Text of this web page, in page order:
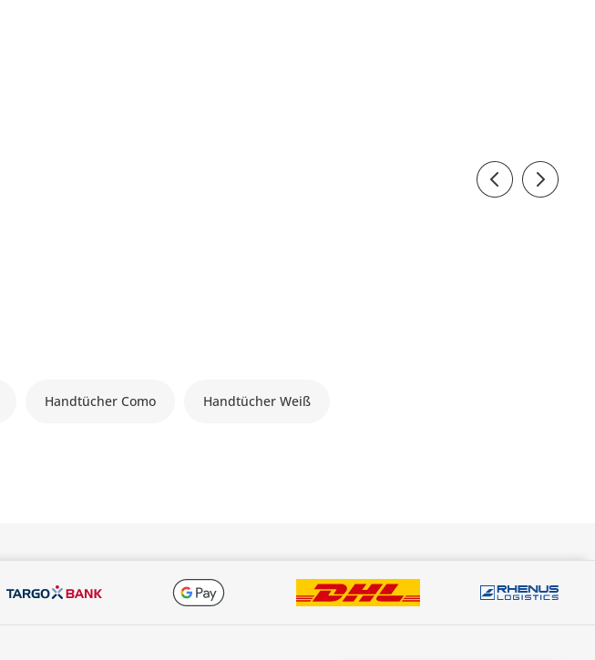
Handtücher Como Handtücher Weiß